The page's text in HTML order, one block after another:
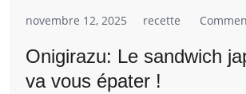
novembre 12, 2025 recette
Onigirazu: Le sandwich
va vous épater !